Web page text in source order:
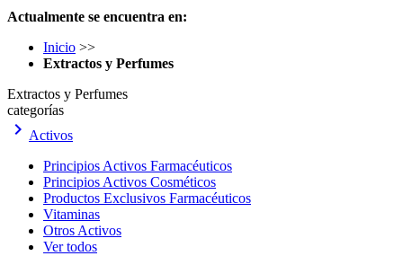
Actualmente se encuentra en:
Inicio >>
Extractos y Perfumes
Extractos y Perfumes
categorías
keyboard_arrow_right Activos
Principios Activos Farmacéuticos
Principios Activos Cosméticos
Productos Exclusivos Farmacéuticos
Vitaminas
Otros Activos
Ver todos